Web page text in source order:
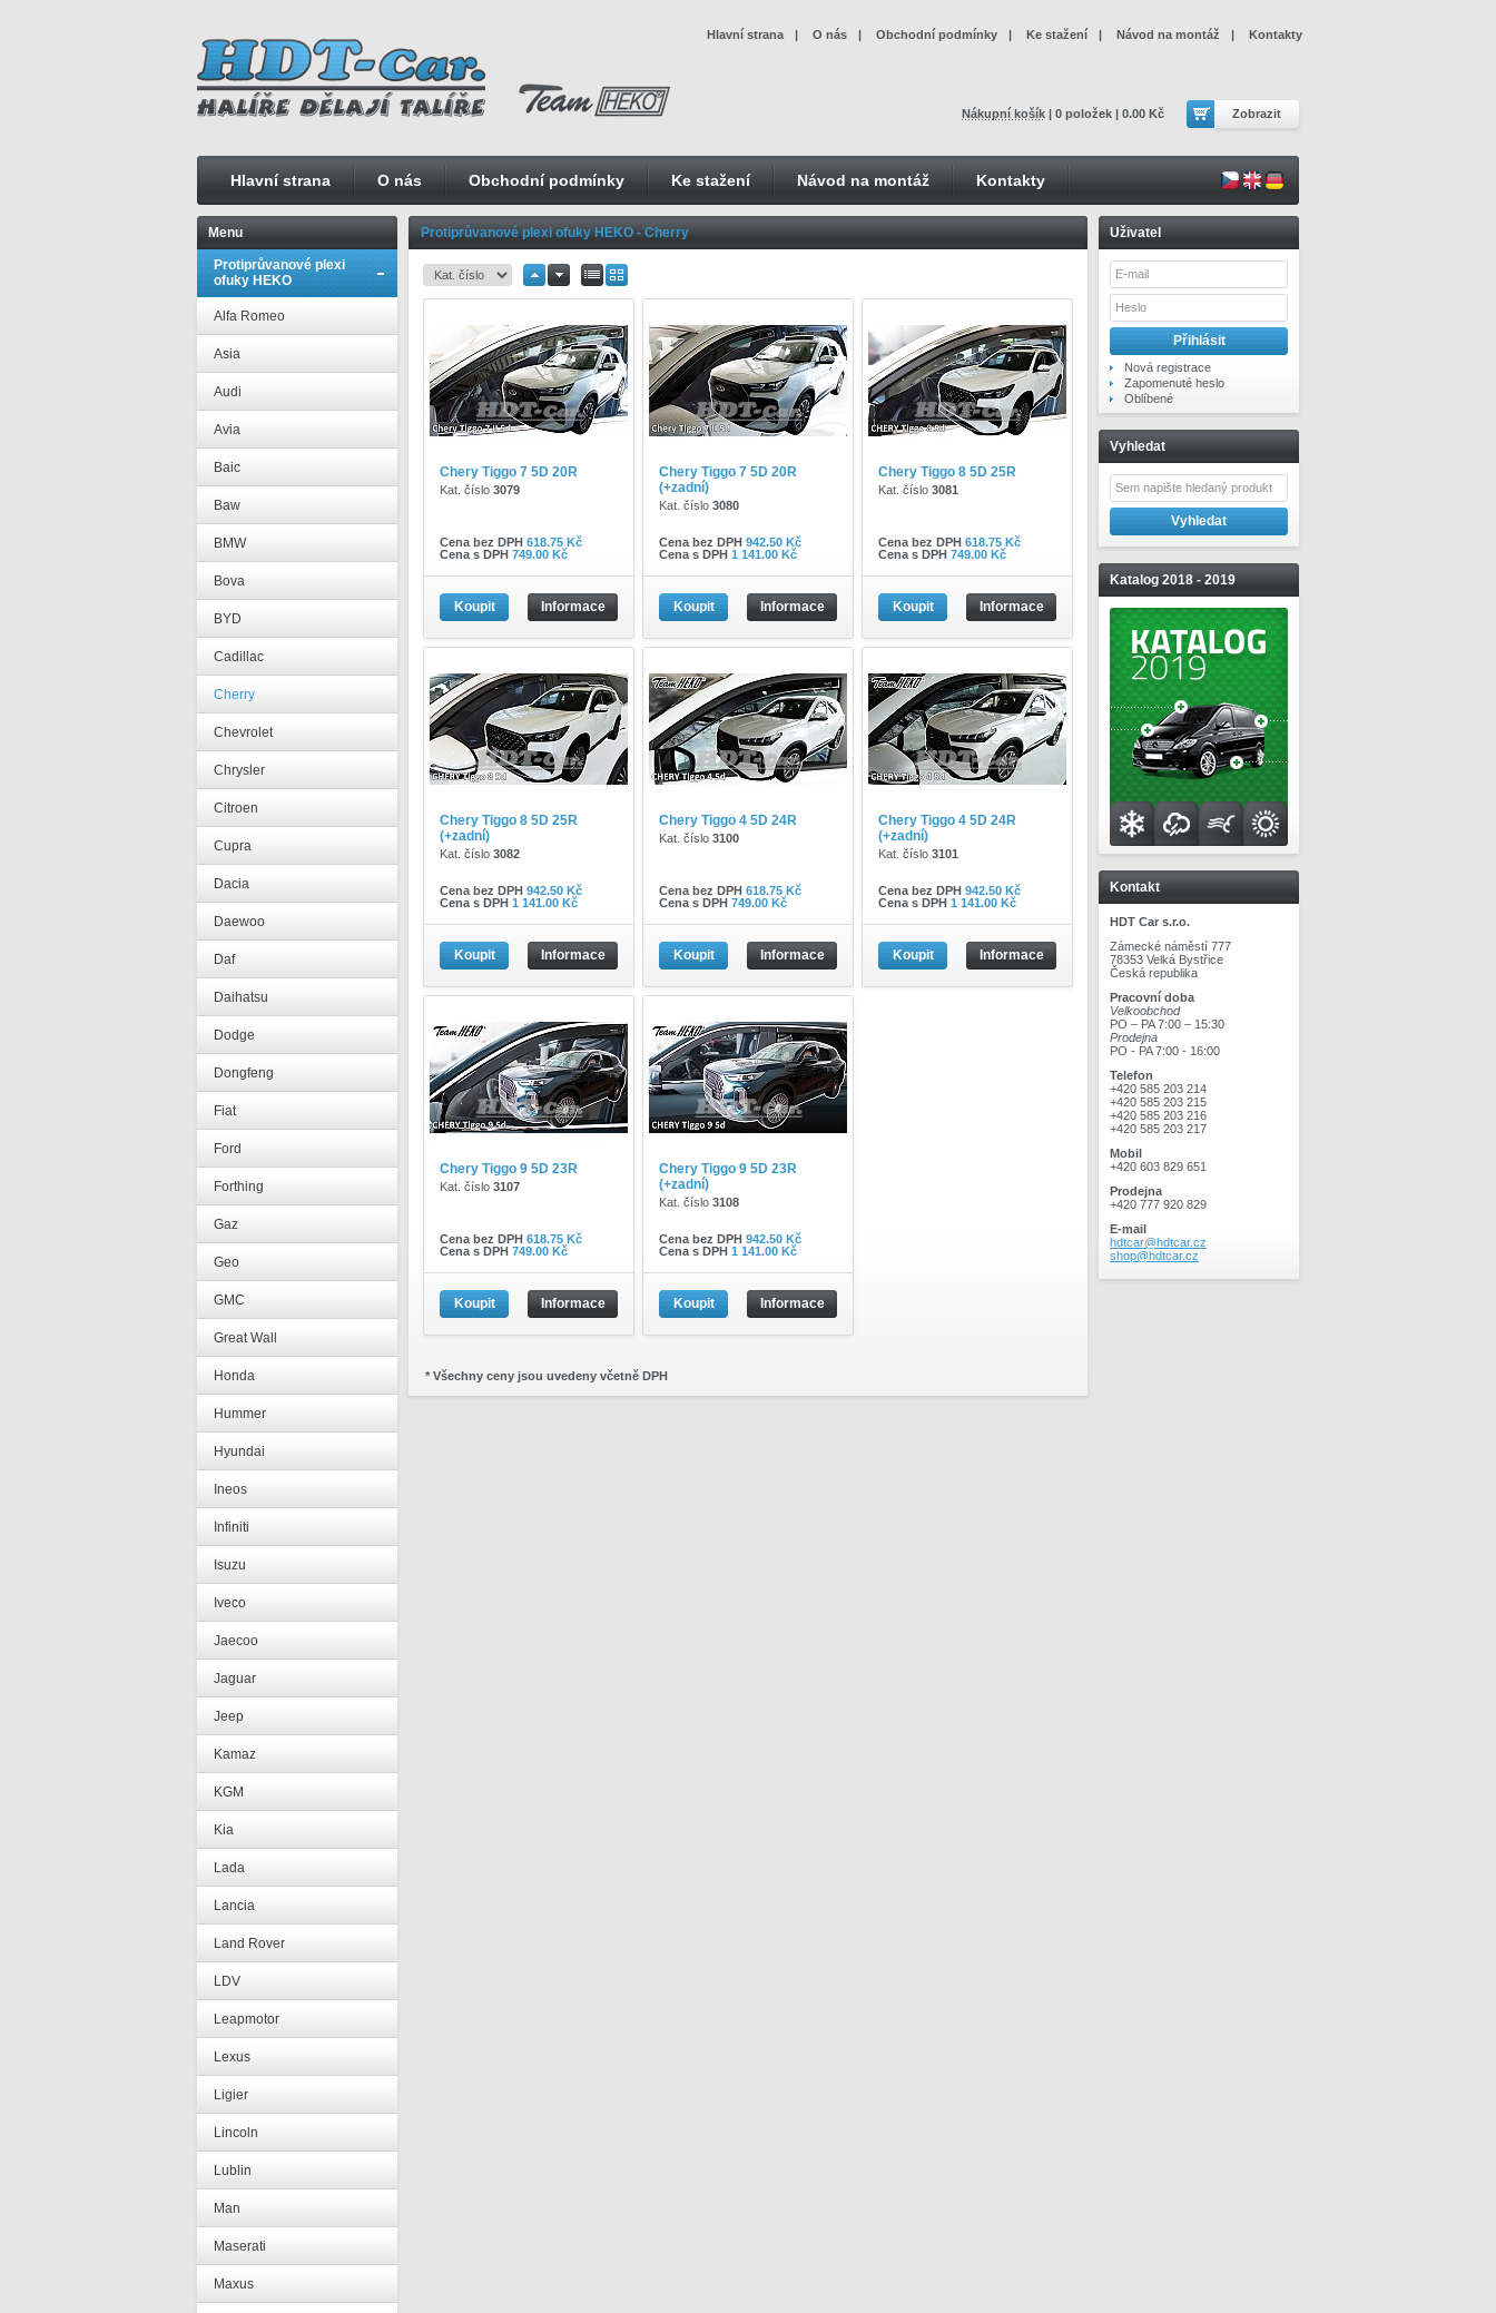
Protiprůvanové plexi ofuky HEKO - Cherry
Chery Tiggo 7 5D 20R
Kat. číslo 3079
Cena bez DPH 618.75 Kč
Cena s DPH 749.00 Kč
Koupit Informace
Chery Tiggo 7 5D 20R
(+zadní)
Kat. číslo 3080
Cena bez DPH 942.50 Kč
Cena s DPH 1 141.00 Kč
Koupit Informace
Chery Tiggo 8 5D 25R
Kat. číslo 3081
Cena bez DPH 618.75 Kč
Cena s DPH 749.00 Kč
Koupit Informace
Chery Tiggo 8 5D 25R
(+zadní)
Kat. číslo 3082
Cena bez DPH 942.50 Kč
Cena s DPH 1 141.00 Kč
Koupit Informace
Chery Tiggo 4 5D 24R
Kat. číslo 3100
Cena bez DPH 618.75 Kč
Cena s DPH 749.00 Kč
Koupit Informace
Chery Tiggo 4 5D 24R
(+zadní)
Kat. číslo 3101
Cena bez DPH 942.50 Kč
Cena s DPH 1 141.00 Kč
Koupit Informace
Chery Tiggo 9 5D 23R
Kat. číslo 3107
Cena bez DPH 618.75 Kč
Cena s DPH 749.00 Kč
Koupit Informace
Chery Tiggo 9 5D 23R
(+zadní)
Kat. číslo 3108
Cena bez DPH 942.50 Kč
Cena s DPH 1 141.00 Kč
Koupit Informace
* Všechny ceny jsou uvedeny včetně DPH
Menu
Protiprůvanové plexi
ofuky HEKO
Alfa Romeo
Asia
Audi
Avia
Baic
Baw
BMW
Bova
BYD
Cadillac
Cherry
Chevrolet
Chrysler
Citroen
Cupra
Dacia
Daewoo
Daf
Daihatsu
Dodge
Dongfeng
Fiat
Ford
Forthing
Gaz
Geo
GMC
Great Wall
Honda
Hummer
Hyundai
Ineos
Infiniti
Isuzu
Iveco
Jaecoo
Jaguar
Jeep
Kamaz
KGM
Kia
Lada
Lancia
Land Rover
LDV
Leapmotor
Lexus
Ligier
Lincoln
Lublin
Man
Maserati
Maxus
Uživatel
Nová registrace
Zapomenuté heslo
Oblíbené
Vyhledat
Katalog 2018 - 2019
Kontakt
HDT Car s.r.o.
Zámecké náměstí 777
78353 Velká Bystřice
Česká republika
Pracovní doba
Velkoobchod
PO – PA 7:00 – 15:30
Prodejna
PO - PA 7:00 - 16:00
Telefon
+420 585 203 214
+420 585 203 215
+420 585 203 216
+420 585 203 217
Mobil
+420 603 829 651
Prodejna
+420 777 920 829
E-mail
hdtcar@hdtcar.cz
shop@hdtcar.cz
Hlavní strana O nás Obchodní podmínky Ke stažení Návod na montáž Kontakty
Zobrazit
Nákupní košík | 0 položek | 0.00 Kč
Hlavní strana | O nás | Obchodní podmínky | Ke stažení | Návod na montáž | Kontakty